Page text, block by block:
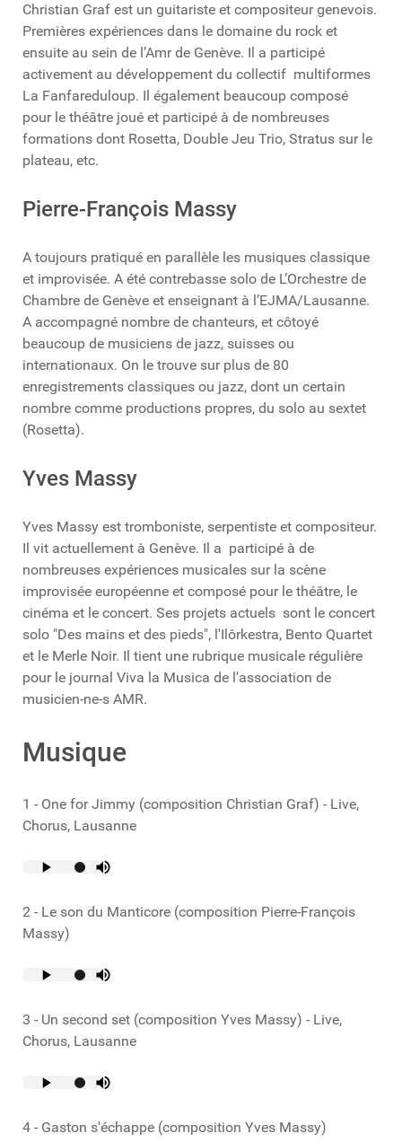
Christian Graf est un guitariste et compositeur genevois.
Premières expériences dans le domaine du rock et
ensuite au sein de l’Amr de Genève. Il a participé
activement au développement du collectif multiformes
La Fanfareduloup. Il également beaucoup composé
pour le théâtre joué et participé à de nombreuses
formations dont Rosetta, Double Jeu Trio, Stratus sur le
plateau, etc.
Pierre-François Massy
A toujours pratiqué en parallèle les musiques classique
et improvisée. A été contrebasse solo de L’Orchestre de
Chambre de Genève et enseignant à l’EJMA/Lausanne.
A accompagné nombre de chanteurs, et côtoyé
beaucoup de musiciens de jazz, suisses ou
internationaux. On le trouve sur plus de 80
enregistrements classiques ou jazz, dont un certain
nombre comme productions propres, du solo au sextet
(Rosetta).
Yves Massy
Yves Massy est tromboniste, serpentiste et compositeur.
Il vit actuellement à Genève. Il a participé à de
nombreuses expériences musicales sur la scène
improvisée européenne et composé pour le théâtre, le
cinéma et le concert. Ses projets actuels sont le concert
solo "Des mains et des pieds", l'Ilôrkestra, Bento Quartet
et le Merle Noir. Il tient une rubrique musicale régulière
pour le journal Viva la Musica de l'association de
musicien-ne-s AMR.
Musique
1 - One for Jimmy (composition Christian Graf) - Live,
Chorus, Lausanne
2 - Le son du Manticore (composition Pierre-François
Massy)
3 - Un second set (composition Yves Massy) - Live,
Chorus, Lausanne
4 - Gaston s'échappe (composition Yves Massy)